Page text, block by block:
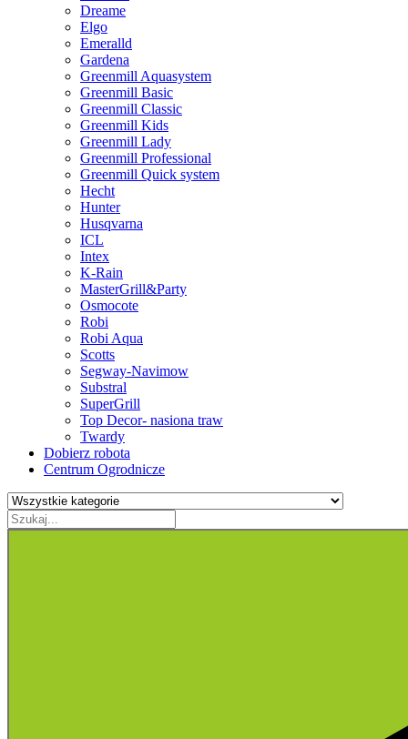
Dreame
Elgo
Emeralld
Gardena
Greenmill Aquasystem
Greenmill Basic
Greenmill Classic
Greenmill Kids
Greenmill Lady
Greenmill Professional
Greenmill Quick system
Hecht
Hunter
Husqvarna
ICL
Intex
K-Rain
MasterGrill&Party
Osmocote
Robi
Robi Aqua
Scotts
Segway-Navimow
Substral
SuperGrill
Top Decor- nasiona traw
Twardy
Dobierz robota
Centrum Ogrodnicze